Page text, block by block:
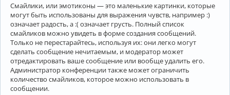
Смайлики, или эмотиконы — это маленькие картинки, которые
могут быть использованы для выражения чувств, например :)
означает радость, а :( означает грусть. Полный список
смайликов можно увидеть в форме создания сообщений.
Только не перестарайтесь, используя их: они легко могут
сделать сообщение нечитаемым, и модератор может
отредактировать ваше сообщение или вообще удалить его.
Администратор конференции также может ограничить
количество смайликов, которое можно использовать в
сообщении.